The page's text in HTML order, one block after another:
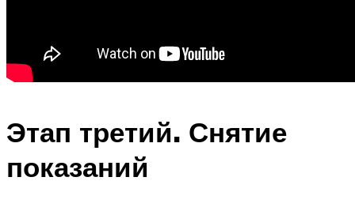
Этап третий. Снятие
показаний